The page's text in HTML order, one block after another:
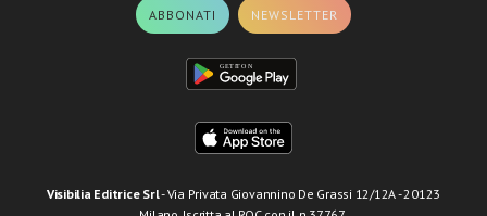
ABBONATI NEWSLETTER
Visibilia Editrice Srl- Via Privata Giovannino De Grassi 12/12A - 20123